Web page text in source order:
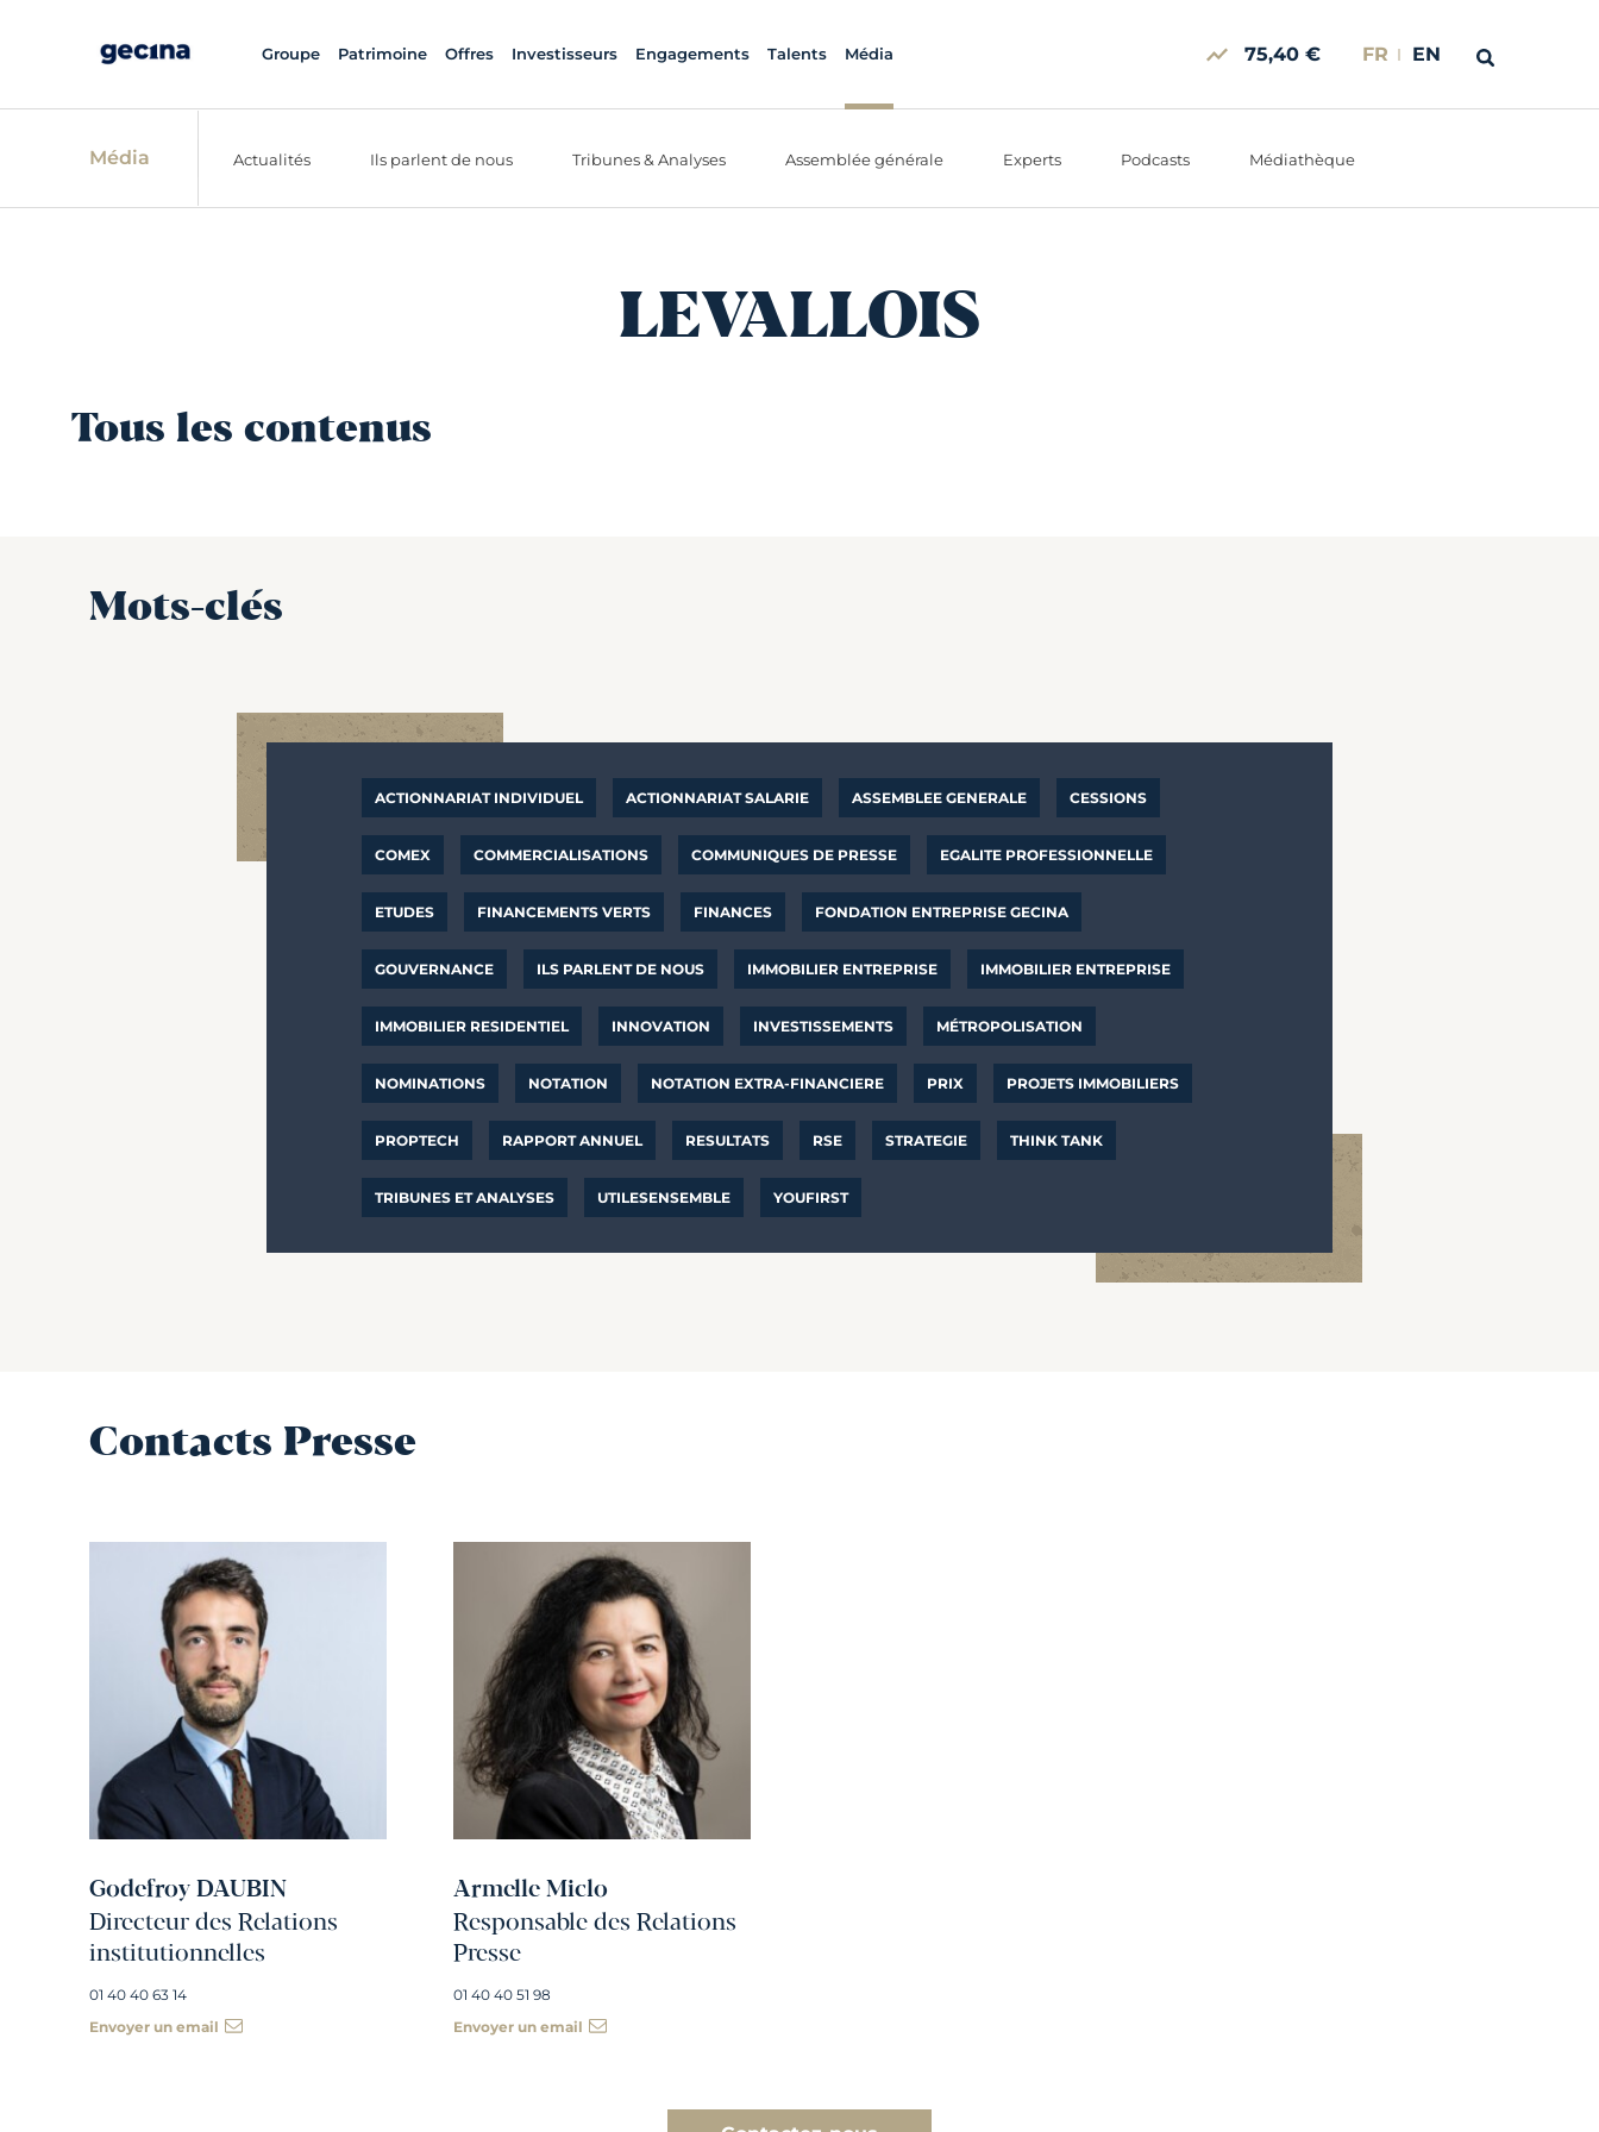
Groupe Patrimoine Offres Investisseurs Engagements Talents Média 75,40 € FR EN
Média Actualités Ils parlent de nous Tribunes & Analyses Assemblée générale Experts Podcasts Médiathèque
LEVALLOIS
Tous les contenus
Mots-clés
ACTIONNARIAT INDIVIDUEL ACTIONNARIAT SALARIE ASSEMBLEE GENERALE CESSIONS
COMEX COMMERCIALISATIONS COMMUNIQUES DE PRESSE EGALITE PROFESSIONNELLE
ETUDES FINANCEMENTS VERTS FINANCES FONDATION ENTREPRISE GECINA
GOUVERNANCE ILS PARLENT DE NOUS IMMOBILIER ENTREPRISE IMMOBILIER ENTREPRISE
IMMOBILIER RESIDENTIEL INNOVATION INVESTISSEMENTS MÉTROPOLISATION
NOMINATIONS NOTATION NOTATION EXTRA-FINANCIERE PRIX PROJETS IMMOBILIERS
PROPTECH RAPPORT ANNUEL RESULTATS RSE STRATEGIE THINK TANK
TRIBUNES ET ANALYSES UTILESENSEMBLE YOUFIRST
Contacts Presse
Godefroy DAUBIN
Directeur des Relations
institutionnelles
01 40 40 63 14
Envoyer un email
Armelle Miclo
Responsable des Relations
Presse
01 40 40 51 98
Envoyer un email